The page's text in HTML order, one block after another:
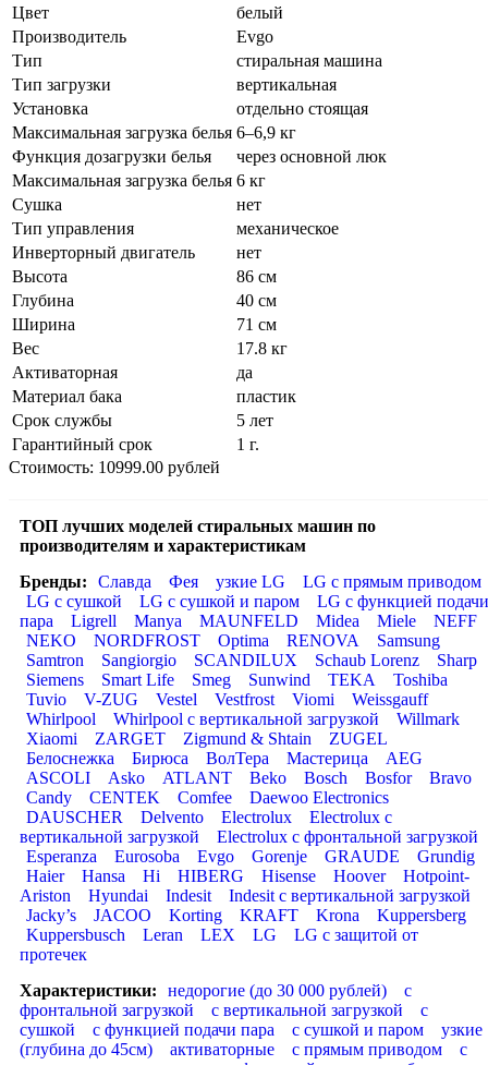
Цвет
белый
Производитель
Evgo
Тип
стиральная машина
Тип загрузки
вертикальная
Установка
отдельно стоящая
Максимальная загрузка белья 6–6,9 кг
Функция дозагрузки белья
через основной люк
Максимальная загрузка белья 6 кг
Сушка
нет
Тип управления
механическое
Инверторный двигатель
нет
Высота
86 см
Глубина
40 см
Ширина
71 см
Вес
17.8 кг
Активаторная
да
Материал бака
пластик
Срок службы
5 лет
Гарантийный срок
1 г.
Стоимость: 10999.00 рублей
ТОП лучших моделей стиральных машин по
производителям и характеристикам
Бренды:
Славда Фея узкие LG
LG с прямым приводом
LG с сушкой
LG с сушкой и паром
LG с функцией подачи
пара
Ligrell Manya MAUNFELD Midea Miele
NEFF
NEKO
NORDFROST Optima RENOVA
Samsung
Samtron
Sangiorgio SCANDILUX Schaub Lorenz
Sharp
Siemens
Smart Life Smeg Sunwind TEKA
Toshiba
Tuvio
V-ZUG Vestel Vestfrost Viomi
Weissgauff
Whirlpool
Whirlpool с вертикальной загрузкой
Willmark
Xiaomi
ZARGET Zigmund & Shtain
ZUGEL
Белоснежка
Бирюса ВолТера Мастерица
AEG
ASCOLI
Asko ATLANT Beko Bosch Bosfor
Bravo
Candy
CENTEK Comfee
Daewoo Electronics
DAUSCHER
Delvento Electrolux
Electrolux с
вертикальной загрузкой
Electrolux с фронтальной загрузкой
Esperanza
Eurosoba Evgo Gorenje GRAUDE
Grundig
Haier
Hansa Hi HIBERG Hisense Hoover
Hotpoint-
Ariston
Hyundai Indesit
Indesit с вертикальной загрузкой
Jacky’s
JACOO Korting KRAFT Krona
Kuppersberg
Kuppersbusch
Leran LEX LG
LG с защитой от
протечек
Характеристики:
недорогие (до 30 000 рублей)
с
фронтальной загрузкой
с вертикальной загрузкой
с
сушкой
с функцией подачи пара с сушкой и паром
узкие
(глубина до 45см)
активаторные с прямым приводом
с